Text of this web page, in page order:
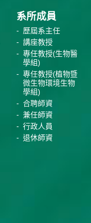
系所成員
歷屆系主任
講座教授
專任教授(生物醫
學組)
專任教授(植物暨
微生物環境生物
學組)
合聘師資
兼任師資
行政人員
退休師資